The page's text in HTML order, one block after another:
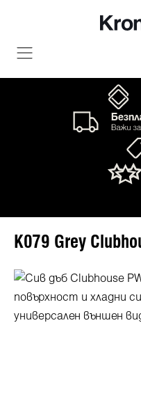
съдържание
K079 Grey
Пропуснете галерия с